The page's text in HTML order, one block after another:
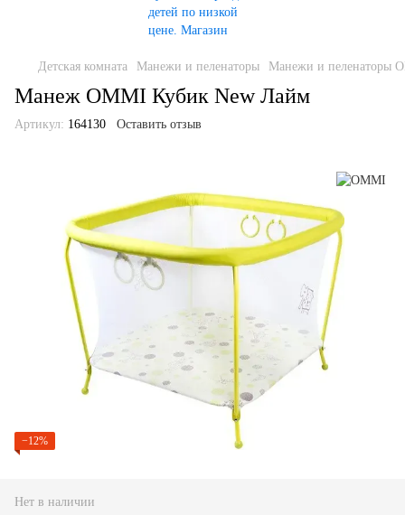
Детская комната Манежи и пеленаторы Манежи и пеленаторы
Манеж OMMI Кубик New Лайм
Артикул: 164130 Оставить отзыв
−12%
Нет в наличии